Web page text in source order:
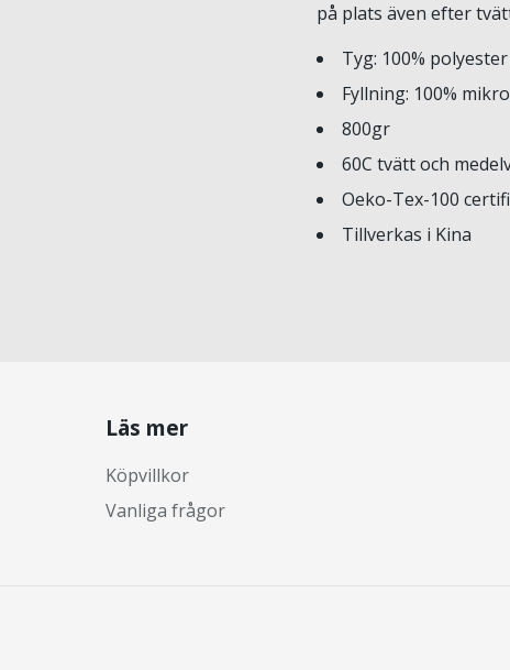
på plats även efter
Tyg: 100%
Fyllning: 100%
800gr
60C tvätt och
Oeko-Tex-100
Tillverkas i Kina
Läs mer
Köpvillkor
Vanliga frågor